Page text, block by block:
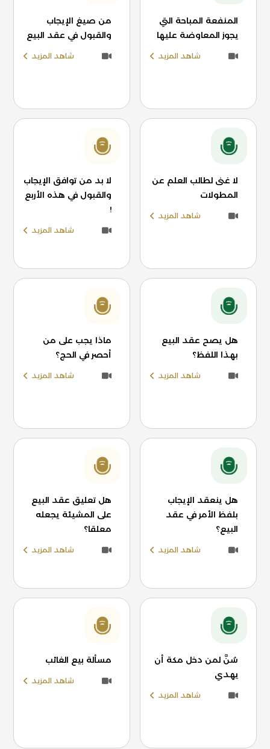
المنفعة المباحة التي
يجوز المعاوضة عليها
شاهد المزيد
من صيغ الإيجاب
والقبول في عقد البيع
شاهد المزيد
لا غنى لطالب العلم عن
المطولات
شاهد المزيد
لا بد من توافق الإيجاب
والقبول في هذه الأربع
!
شاهد المزيد
هل يصح عقد البيع
بهذا اللفظ؟
شاهد المزيد
ماذا يجب على من
أحصر في الحج؟
شاهد المزيد
هل ينعقد الإيجاب
بلفظ الأمر في عقد
البيع؟
شاهد المزيد
هل تعليق عقد البيع
على المشيئة يجعله
معلقا؟
شاهد المزيد
سُنَّ لمن دخل مكة أن
يهدي
شاهد المزيد
مسألة بيع الغائب
شاهد المزيد